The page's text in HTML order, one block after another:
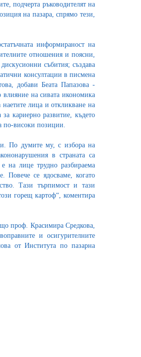
подчерта ръководителят на
на пазара, спрямо тези,
информираност на
отношения и поясни,
събития; създава
консултации в писмена
добави Беата Папазова -
влияние на сивата икономика
лица и откликване на
кариерно развитие, където
по-високи позиции.
По думите му, с избора на
в страната са
на лице трудно разбираема
Повече се ядосваме, когато
Тази търпимост и тази
горещ картоф“, коментира
проф. Красимира Средкова,
и осигурителните
от Института по пазарна